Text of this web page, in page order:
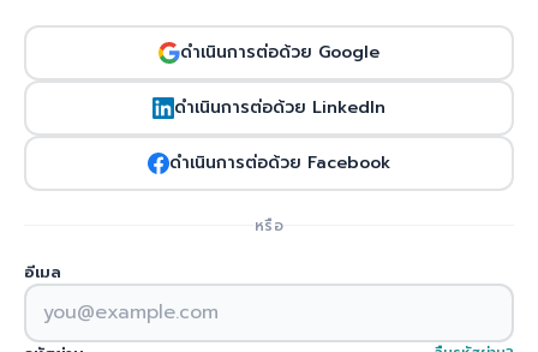
ดำเนินการต่อด้วย Google
ดำเนินการต่อด้วย LinkedIn
ดำเนินการต่อด้วย Facebook
หรือ
อีเมล